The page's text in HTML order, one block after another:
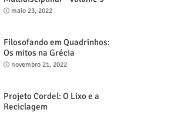
maio 23, 2022
Filosofando em Quadrinhos:
Os mitos na Grécia
novembro 21, 2022
Projeto Cordel: O Lixo e a
Reciclagem